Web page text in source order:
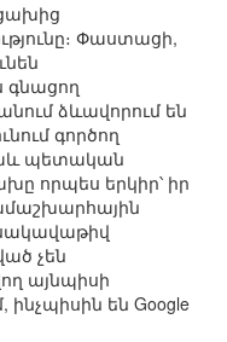
Փաստացի,
գնացող
ձևավորում են
գործող
պետական
որպես երկիր՝ իր
չեն
այնպիսի
են Google